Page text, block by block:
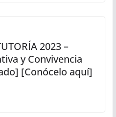
2023 –
y Convivencia
[Conócelo aquí]